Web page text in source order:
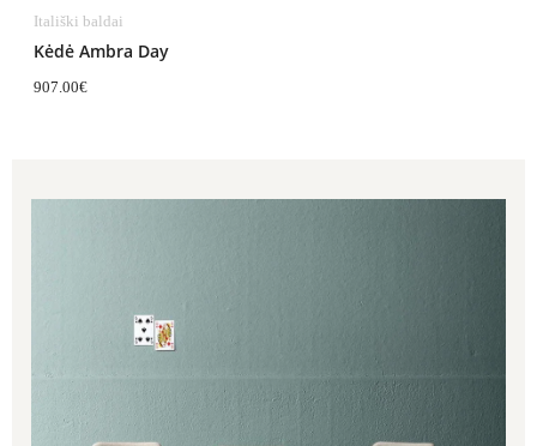
Itališki baldai
Kėdė Ambra Day
907.00€
489.00€